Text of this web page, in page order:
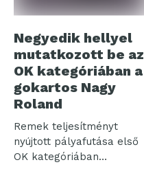
Negyedik hellyel
mutatkozott be az
OK kategóriában a
gokartos Nagy
Roland
Remek teljesítményt
nyújtott pályafutása első
OK kategóriában